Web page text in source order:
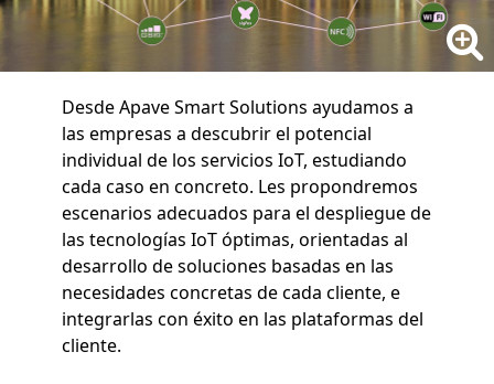
Desde Apave Smart Solutions ayudamos a
las empresas a descubrir el potencial
individual de los servicios IoT, estudiando
cada caso en concreto. Les propondremos
escenarios adecuados para el despliegue de
las tecnologías IoT óptimas, orientadas al
desarrollo de soluciones basadas en las
necesidades concretas de cada cliente, e
integrarlas con éxito en las plataformas del
cliente.